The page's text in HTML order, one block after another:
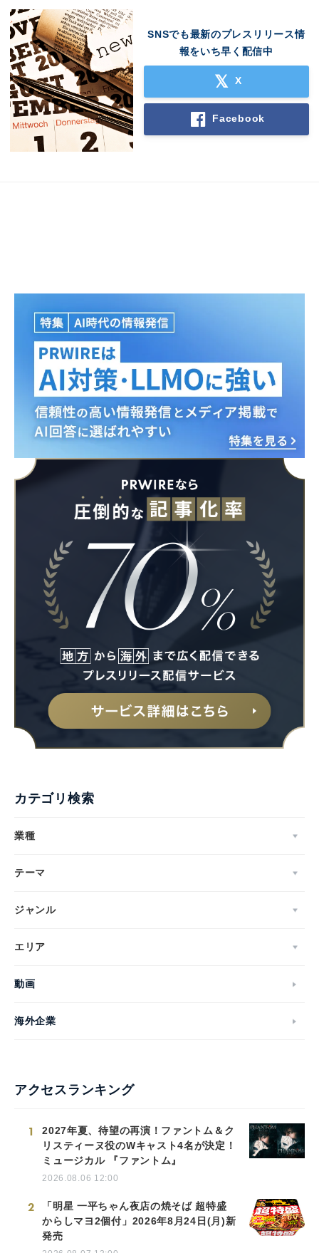
SNSでも最新のプレスリリース情
報をいち早く配信中
X
Facebook
カテゴリ検索
業種
テーマ
ジャンル
エリア
動画
海外企業
アクセスランキング
1
2027年夏、待望の再演！ファントム＆ク
リスティーヌ役のWキャスト4名が決定！
ミュージカル 『ファントム』
2026.08.06 12:00
2
「明星 一平ちゃん夜店の焼そば 超特盛
からしマヨ2個付」2026年8月24日(月)新
発売
Japanese
English